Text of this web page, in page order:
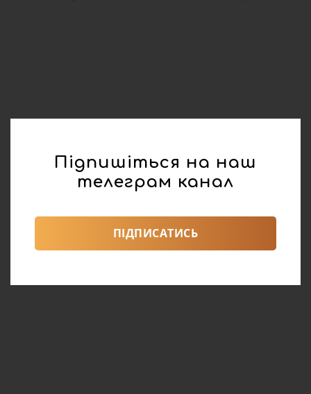
Підпишіться на наш
телеграм канал
ПІДПИСАТИСЬ